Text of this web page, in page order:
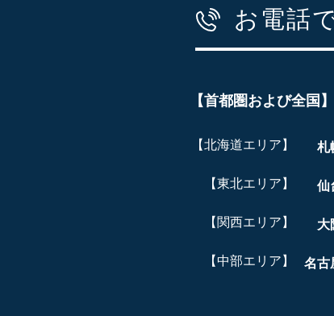
お電話
【首都圏および全国】
【北海道エリア】 札
【東北エリア】 仙
【関西エリア】 大
【中部エリア】 名古